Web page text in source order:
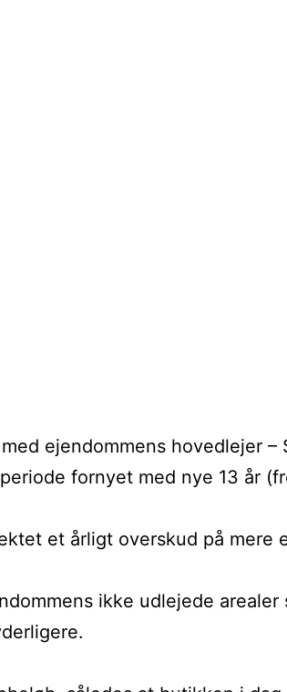
ejendommens hovedlejer –
fornyet med nye 13 år
et årligt overskud på mere
ikke udlejede